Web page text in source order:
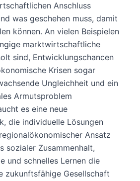
Anschluss
was geschehen muss, damit
können. An vielen Beispielen
marktwirtschaftliche
sind, Entwicklungschancen
Krisen sogar
Ungleichheit und ein
Armutsproblem
es eine neue
die individuelle Lösungen
Ansatz
sozialer Zusammenhalt,
und schnelles Lernen die
zukunftsfähige Gesellschaft